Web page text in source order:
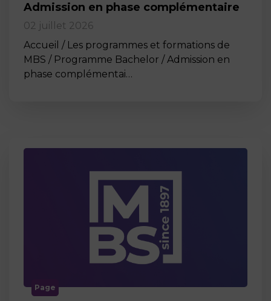
Admission en phase complémentaire
02 juillet 2026
Accueil / Les programmes et formations de
MBS / Programme Bachelor / Admission en
phase complémentai…
Page